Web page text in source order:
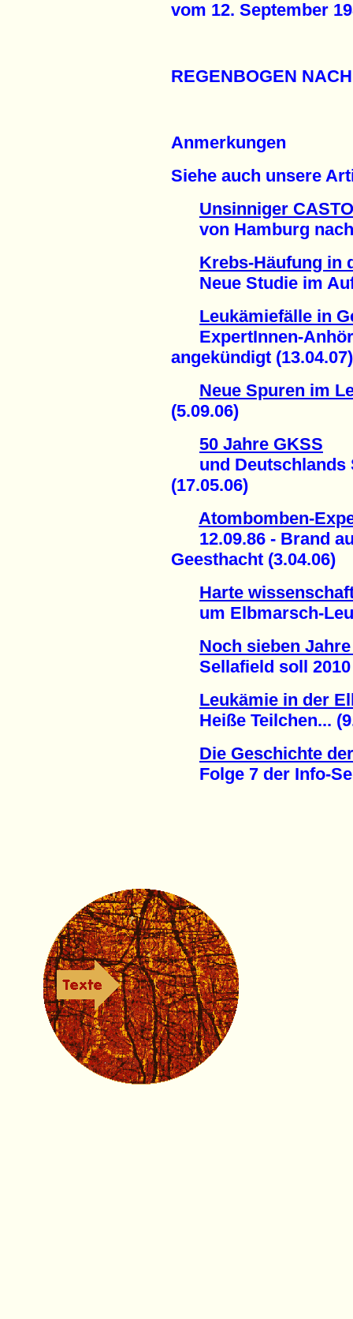
vom 12. September
REGENBOGEN
Anmerkungen
Siehe auch unsere
Unsinniger
von Hamburg nach
Krebs-Häufung in
Neue Studie im
Leukämiefälle in
ExpertInnen-
angekündigt (13.04.07)
Neue Spuren im
(5.09.06)
50 Jahre GKSS
und Deutschlands
(17.05.06)
Atombomben-
12.09.86 - Brand
Geesthacht (3.04.06)
Harte
um Elbmarsch-
Noch sieben
Sellafield soll 2010
Leukämie in der
Heiße Teilchen...
Die Geschichte
Folge 7 der Info-